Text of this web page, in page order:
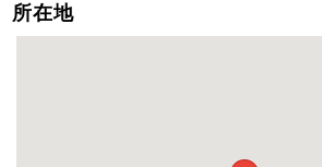
所在地